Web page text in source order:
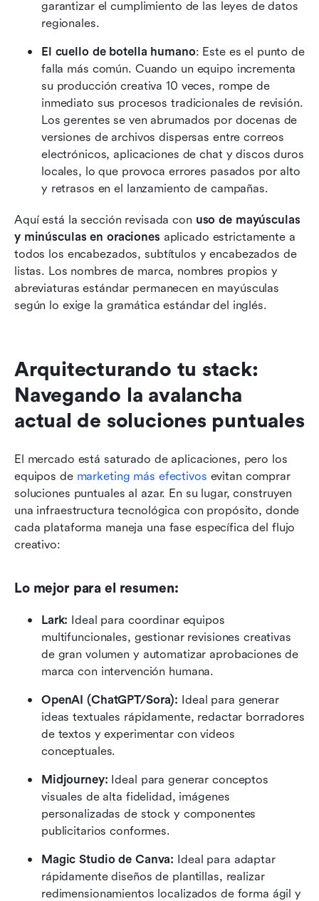
garantizar el cumplimiento de las leyes de datos
regionales.
El cuello de botella humano: Este es el punto de
falla más común. Cuando un equipo incrementa
su producción creativa 10 veces, rompe de
inmediato sus procesos tradicionales de revisión.
Los gerentes se ven abrumados por docenas de
versiones de archivos dispersas entre correos
electrónicos, aplicaciones de chat y discos duros
locales, lo que provoca errores pasados por alto
y retrasos en el lanzamiento de campañas.
Aquí está la sección revisada con uso de mayúsculas
y minúsculas en oraciones aplicado estrictamente a
todos los encabezados, subtítulos y encabezados de
listas. Los nombres de marca, nombres propios y
abreviaturas estándar permanecen en mayúsculas
según lo exige la gramática estándar del inglés.
Arquitecturando tu stack:
Navegando la avalancha
actual de soluciones puntuales
El mercado está saturado de aplicaciones, pero los
equipos de marketing más efectivos evitan comprar
soluciones puntuales al azar. En su lugar, construyen
una infraestructura tecnológica con propósito, donde
cada plataforma maneja una fase específica del flujo
creativo:
Lo mejor para el resumen:
Lark: Ideal para coordinar equipos
multifuncionales, gestionar revisiones creativas
de gran volumen y automatizar aprobaciones de
marca con intervención humana.
OpenAI (ChatGPT/Sora): Ideal para generar
ideas textuales rápidamente, redactar borradores
de textos y experimentar con videos
conceptuales.
Midjourney: Ideal para generar conceptos
visuales de alta fidelidad, imágenes
personalizadas de stock y componentes
publicitarios conformes.
Magic Studio de Canva: Ideal para adaptar
rápidamente diseños de plantillas, realizar
redimensionamientos localizados de forma ágil y